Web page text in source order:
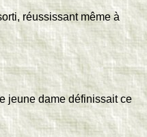
réussissant même à
jeune dame définissait ce